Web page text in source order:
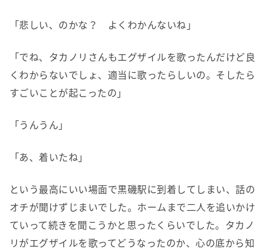
「悲しい、のかな？ よくわかんないね」
「でね、タカノリさんもエグザイルを歌ったんだけど良
くわからないでしょ、適当に歌ったらしいの。そしたら
すごいことが起こったの」
「うんうん」
「あ、着いたね」
という最高にいい場面で黒磯駅に到着してしまい、話の
オチが聞けずじまいでした。ホームまで二人を追いかけ
ていって続きを聞こうかと思ったくらいでした。タカノ
リがエグザイルを歌ってどうなったのか、心の底から知